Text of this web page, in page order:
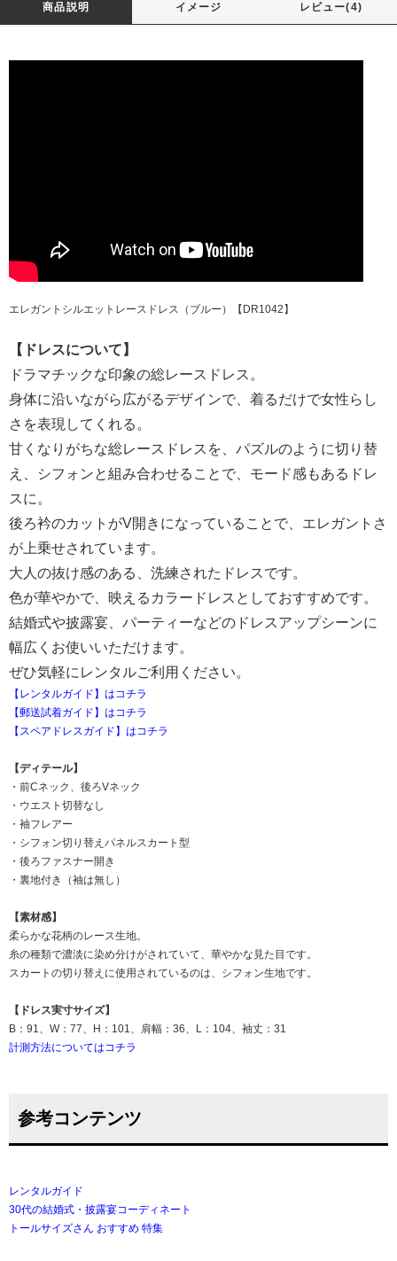
商品説明 イメージ レビュー(4)
エレガントシルエットレースドレス（ブルー）【DR1042】
【ドレスについて】
ドラマチックな印象の総レースドレス。
身体に沿いながら広がるデザインで、着るだけで女性らし
さを表現してくれる。
甘くなりがちな総レースドレスを、パズルのように切り替
え、シフォンと組み合わせることで、モード感もあるドレ
スに。
後ろ衿のカットがV開きになっていることで、エレガントさ
が上乗せされています。
大人の抜け感のある、洗練されたドレスです。
色が華やかで、映えるカラードレスとしておすすめです。
結婚式や披露宴、パーティーなどのドレスアップシーンに
幅広くお使いいただけます。
ぜひ気軽にレンタルご利用ください。
【レンタルガイド】はコチラ
【郵送試着ガイド】はコチラ
【スペアドレスガイド】はコチラ
【ディテール】
・前Cネック、後ろVネック
・ウエスト切替なし
・袖フレアー
・シフォン切り替えパネルスカート型
・後ろファスナー開き
・裏地付き（袖は無し）
【素材感】
柔らかな花柄のレース生地。
糸の種類で濃淡に染め分けがされていて、華やかな見た目です。
スカートの切り替えに使用されているのは、シフォン生地です。
【ドレス実寸サイズ】
B：91、W：77、H：101、肩幅：36、L：104、袖丈：31
計測方法についてはコチラ
参考コンテンツ
レンタルガイド
30代の結婚式・披露宴コーディネート
トールサイズさん おすすめ 特集